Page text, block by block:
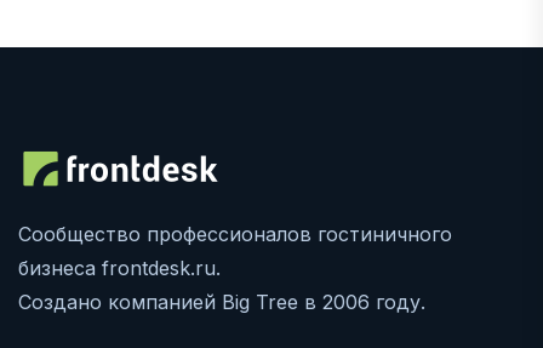
Сообщество профессионалов гостиничного
бизнеса frontdesk.ru.
Создано компанией Big Tree в 2006 году.